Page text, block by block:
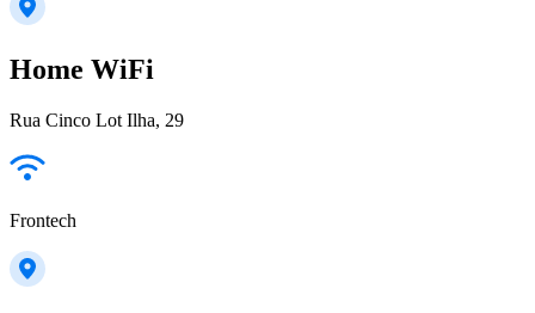
Home WiFi
Rua Cinco Lot Ilha, 29
Frontech